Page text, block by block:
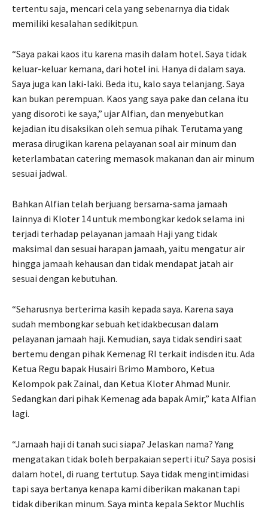
tertentu saja, mencari cela yang sebenarnya dia tidak
memiliki kesalahan sedikitpun.
“Saya pakai kaos itu karena masih dalam hotel. Saya tidak
keluar-keluar kemana, dari hotel ini. Hanya di dalam saya.
Saya juga kan laki-laki. Beda itu, kalo saya telanjang. Saya
kan bukan perempuan. Kaos yang saya pake dan celana itu
yang disoroti ke saya,” ujar Alfian, dan menyebutkan
kejadian itu disaksikan oleh semua pihak. Terutama yang
merasa dirugikan karena pelayanan soal air minum dan
keterlambatan catering memasok makanan dan air minum
sesuai jadwal.
Bahkan Alfian telah berjuang bersama-sama jamaah
lainnya di Kloter 14 untuk membongkar kedok selama ini
terjadi terhadap pelayanan jamaah Haji yang tidak
maksimal dan sesuai harapan jamaah, yaitu mengatur air
hingga jamaah kehausan dan tidak mendapat jatah air
sesuai dengan kebutuhan.
“Seharusnya berterima kasih kepada saya. Karena saya
sudah membongkar sebuah ketidakbecusan dalam
pelayanan jamaah haji. Kemudian, saya tidak sendiri saat
bertemu dengan pihak Kemenag RI terkait indisden itu. Ada
Ketua Regu bapak Husairi Brimo Mamboro, Ketua
Kelompok pak Zainal, dan Ketua Kloter Ahmad Munir.
Sedangkan dari pihak Kemenag ada bapak Amir,” kata Alfian
lagi.
“Jamaah haji di tanah suci siapa? Jelaskan nama? Yang
mengatakan tidak boleh berpakaian seperti itu? Saya posisi
dalam hotel, di ruang tertutup. Saya tidak mengintimidasi
tapi saya bertanya kenapa kami diberikan makanan tapi
tidak diberikan minum. Saya minta kepala Sektor Muchlis